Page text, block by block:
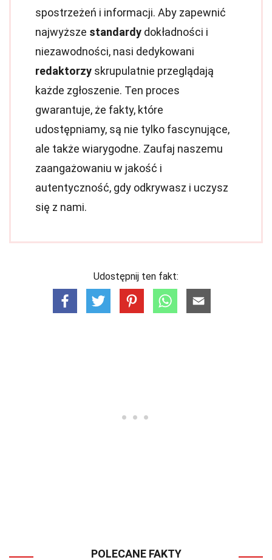
spostrzeżeń i informacji. Aby zapewnić
najwyższe standardy dokładności i
niezawodności, nasi dedykowani
redaktorzy skrupulatnie przeglądają
każde zgłoszenie. Ten proces
gwarantuje, że fakty, które
udostępniamy, są nie tylko fascynujące,
ale także wiarygodne. Zaufaj naszemu
zaangażowaniu w jakość i
autentyczność, gdy odkrywasz i uczysz
się z nami.
Udostępnij ten fakt:
POLECANE FAKTY